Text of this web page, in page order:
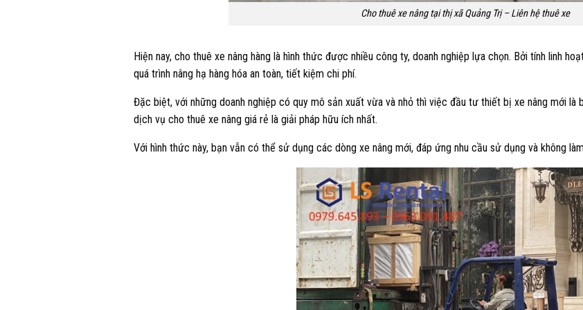
Cho thuê xe nâng tại thị xã Quảng Trị – Liên hệ thuê xe
Hiện nay, cho thuê xe nâng hàng là hình thức được nhiều công ty, doanh nghiệp lựa chọn. Bởi tính linh
quá trình nâng hạ hàng hóa an toàn, tiết kiệm chi phí.
Đặc biệt, với những doanh nghiệp có quy mô sản xuất vừa và nhỏ thì việc đầu tư thiết bị xe nâng mới là
dịch vụ cho thuê xe nâng giá rẻ là giải pháp hữu ích nhất.
Với hình thức này, bạn vẫn có thể sử dụng các dòng xe nâng mới, đáp ứng nhu cầu sử dụng và không